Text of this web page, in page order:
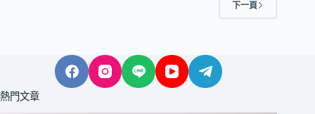
下一頁
熱門文章